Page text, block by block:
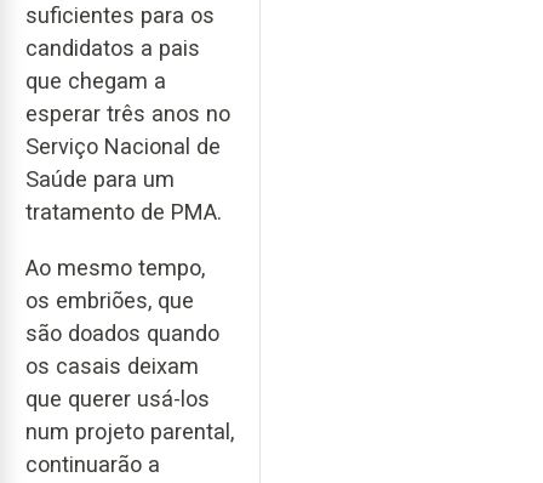
suficientes para os
candidatos a pais
que chegam a
esperar três anos no
Serviço Nacional de
Saúde para um
tratamento de PMA.
Ao mesmo tempo,
os embriões, que
são doados quando
os casais deixam
que querer usá-los
num projeto parental,
continuarão a